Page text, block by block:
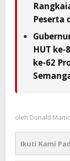
Peserta
HUT ke-
ke-62
oleh Donald
Ikuti Kami